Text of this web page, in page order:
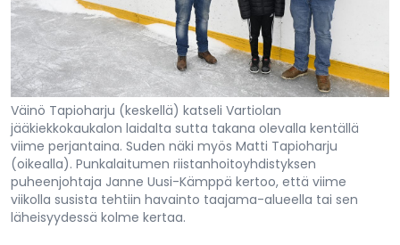
Väinö Tapioharju (keskellä) katseli Vartiolan
jääkiekkokaukalon laidalta sutta takana olevalla kentällä
viime perjantaina. Suden näki myös Matti Tapioharju
(oikealla). Punkalaitumen riistanhoitoyhdistyksen
puheenjohtaja Janne Uusi-Kämppä kertoo, että viime
viikolla susista tehtiin havainto taajama-alueella tai sen
läheisyydessä kolme kertaa.